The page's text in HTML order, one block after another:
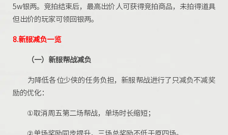
5w银两。竞拍结束后，最高出价人可获得竞拍商品，未拍得道具
但出价的玩家可领回银两。
8.新服减负一览
（一） 新服帮战减负
为降低各位少侠的任务负担，新服帮战进行了只减负不减奖
励的优化：
①取消周五第二场帮战，单场时长缩短；
②单场奖励同步提升，三场总奖励不低于原四场。